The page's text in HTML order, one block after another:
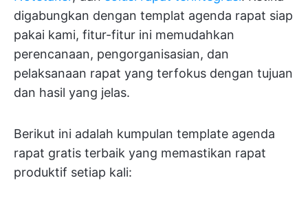
digabungkan dengan templat agenda rapat siap
pakai kami, fitur-fitur ini memudahkan
perencanaan, pengorganisasian, dan
pelaksanaan rapat yang terfokus dengan tujuan
dan hasil yang jelas.
Berikut ini adalah kumpulan template agenda
rapat gratis terbaik yang memastikan rapat
produktif setiap kali: